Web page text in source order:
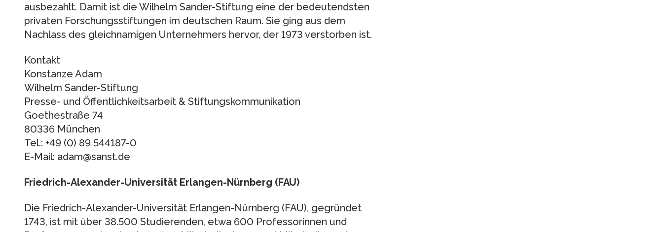
ausbezahlt. Damit ist die Wilhelm Sander-Stiftung eine der bedeutendsten
privaten Forschungsstiftungen im deutschen Raum. Sie ging aus dem
Nachlass des gleichnamigen Unternehmers hervor, der 1973 verstorben ist.
Kontakt
Konstanze Adam
Wilhelm Sander-Stiftung
Presse- und Öffentlichkeitsarbeit & Stiftungskommunikation
Goethestraße 74
80336 München
Tel.: +49 (0) 89 544187-0
E-Mail: adam@sanst.de
Friedrich-Alexander-Universität Erlangen-Nürnberg (FAU)
Die Friedrich-Alexander-Universität Erlangen-Nürnberg (FAU), gegründet
1743, ist mit über 38.500 Studierenden, etwa 600 Professorinnen und